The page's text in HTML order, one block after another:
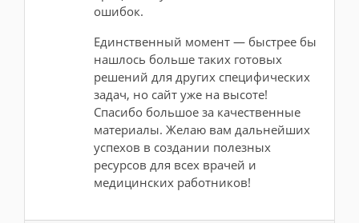
ошибок.
Единственный момент — быстрее бы
нашлось больше таких готовых
решений для других специфических
задач, но сайт уже на высоте!
Спасибо большое за качественные
материалы. Желаю вам дальнейших
успехов в создании полезных
ресурсов для всех врачей и
медицинских работников!